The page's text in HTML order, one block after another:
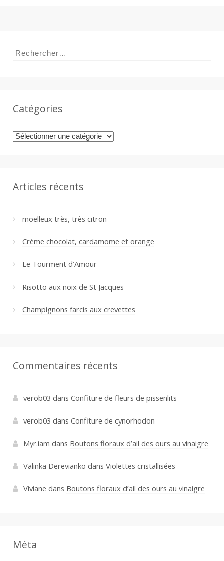
Rechercher :
Catégories
Catégories
Articles récents
moelleux très, très citron
Crème chocolat, cardamome et orange
Le Tourment d’Amour
Risotto aux noix de St Jacques
Champignons farcis aux crevettes
Commentaires récents
verob03 dans Confiture de fleurs de pissenlits
verob03 dans Confiture de cynorhodon
Myr.iam dans Boutons floraux d’ail des ours au vinaigre
Valinka Derevianko dans Violettes cristallisées
Viviane dans Boutons floraux d’ail des ours au vinaigre
Méta